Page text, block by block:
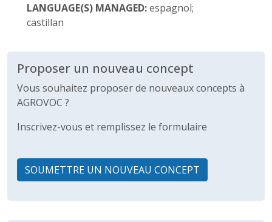
LANGUAGE(S) MANAGED:espagnol;
castillan
Proposer un nouveau concept
Vous souhaitez proposer de nouveaux concepts à
AGROVOC ?
Inscrivez-vous et remplissez le formulaire
SOUMETTRE UN NOUVEAU CONCEPT